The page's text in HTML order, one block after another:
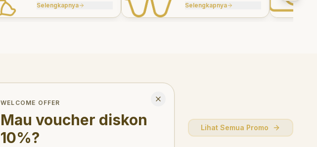
for infants, children, and
teens.
Selengkapnya
aesthetic treatments to
rebuild function, comfort,
Selengkapnya
Lihat Semua Promo
WELCOME OFFER
Mau voucher diskon
10%?
Close